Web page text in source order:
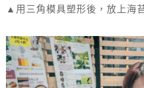
▲用三角模具塑形後，放上海